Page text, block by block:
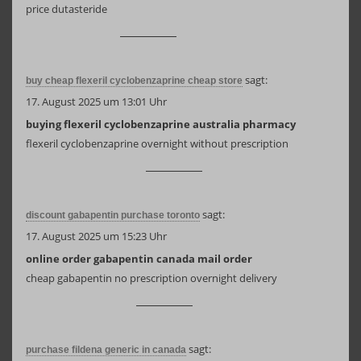
price dutasteride
buy cheap flexeril cyclobenzaprine cheap store sagt:
17. August 2025 um 13:01 Uhr
buying flexeril cyclobenzaprine australia pharmacy
flexeril cyclobenzaprine overnight without prescription
discount gabapentin purchase toronto sagt:
17. August 2025 um 15:23 Uhr
online order gabapentin canada mail order
cheap gabapentin no prescription overnight delivery
purchase fildena generic in canada sagt: